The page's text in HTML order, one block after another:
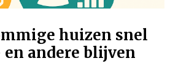
huizen snel
andere blijven